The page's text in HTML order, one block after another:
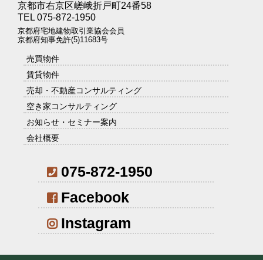
京都市右京区嵯峨折戸町24番58
TEL 075-872-1950
京都府宅地建物取引業協会会員
京都府知事免許(5)11683号
売買物件
賃貸物件
売却・不動産コンサルティング
空き家コンサルティング
お知らせ・セミナー案内
会社概要
075-872-1950
Facebook
Instagram